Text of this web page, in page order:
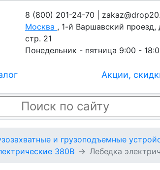
8 (800) 201-24-70 |
Москва , 1-й Варшавский проезд,
стр. 21
Понедельник - пятница 9:00 -
Акции,
и грузоподъемные
380В
Лебедка